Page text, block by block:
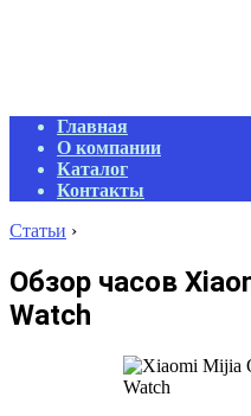
Primary
Navigation
Menu
Главная
О компании
Каталог
Контакты
Статьи ›
Обзор часов
Watch